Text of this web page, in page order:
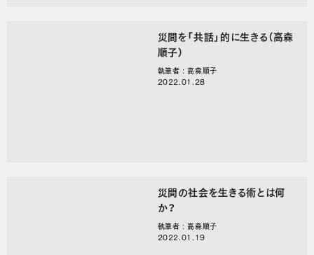
災間を「共話」的に生きる（高森
順子）
執筆者 : 高森順子
2022.01.28
災間の社会を生きる術とは何
か？
執筆者 : 高森順子
2022.01.19